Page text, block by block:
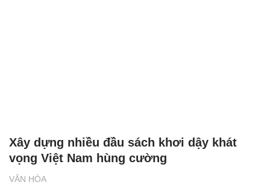
VĂN HÓA
Xây dựng nhiều đầu sách khơi dậy khát
vọng Việt Nam hùng cường